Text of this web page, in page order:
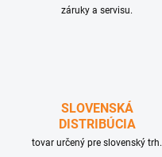
záruky a servisu.
SLOVENSKÁ
DISTRIBÚCIA
tovar určený pre slovenský trh.